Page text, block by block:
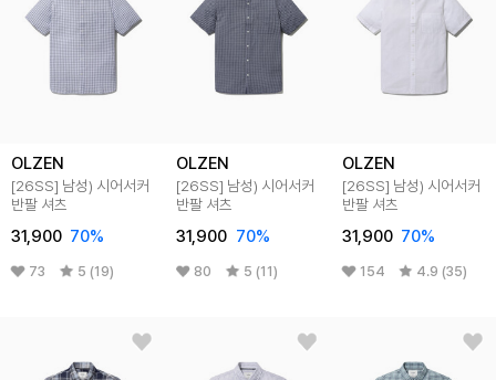
OLZEN
[26SS] 남성) 시어서커
반팔 셔츠
31,900 70%
73 5 (19)
OLZEN
[26SS] 남성) 시어서커
반팔 셔츠
31,900 70%
80 5 (11)
OLZEN
[26SS] 남성) 시어서커
반팔 셔츠
31,900 70%
154 4.9 (35)